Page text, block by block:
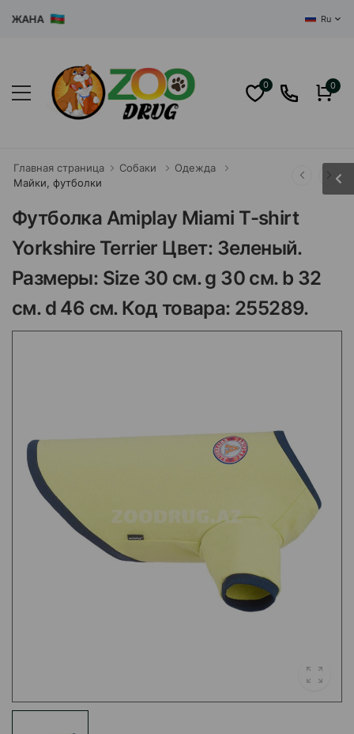
Ru
0 0
Главная страница Собаки
Одежда
Майки, футболки
Футболка Amiplay Miami T-shirt
Yorkshire Terrier Цвет: Зеленый.
Размеры: Size 30 см. g 30 см. b 32
см. d 46 см. Код товара: 255289.